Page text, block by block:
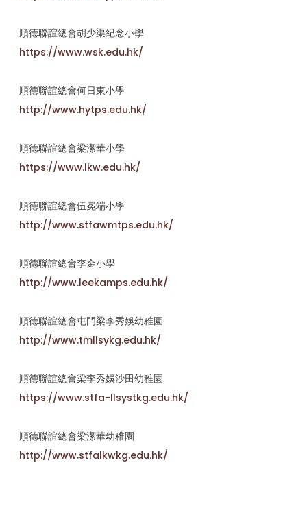
順德聯誼總會胡少渠紀念小學
https://www.wsk.edu.hk/
順德聯誼總會何日東小學
http://www.hytps.edu.hk/
順德聯誼總會梁潔華小學
https://www.lkw.edu.hk/
順德聯誼總會伍冕端小學
http://www.stfawmtps.edu.hk/
順德聯誼總會李金小學
http://www.leekamps.edu.hk/
順德聯誼總會屯門梁李秀娛幼稚園
http://www.tmllsykg.edu.hk/
順德聯誼總會梁李秀娛沙田幼稚園
https://www.stfa-llsystkg.edu.hk/
順德聯誼總會梁潔華幼稚園
http://www.stfalkwkg.edu.hk/